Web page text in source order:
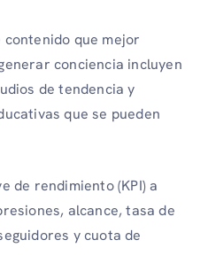
que mejor
conciencia incluyen
de tendencia y
que se pueden
de rendimiento (KPI) a
alcance, tasa de
y cuota de